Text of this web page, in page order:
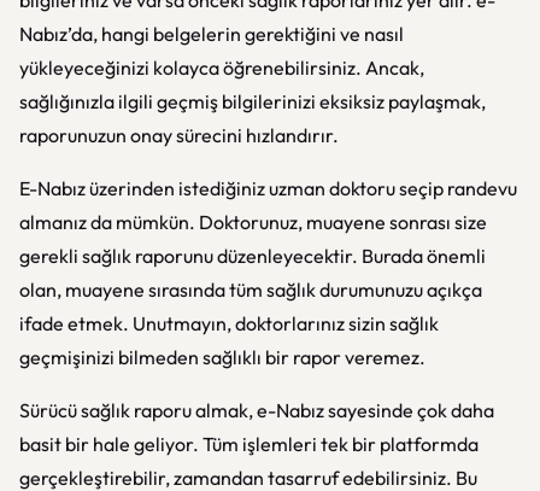
Nabız’da, hangi belgelerin gerektiğini ve nasıl
yükleyeceğinizi kolayca öğrenebilirsiniz. Ancak,
sağlığınızla ilgili geçmiş bilgilerinizi eksiksiz paylaşmak,
raporunuzun onay sürecini hızlandırır.
E-Nabız üzerinden istediğiniz uzman doktoru seçip randevu
almanız da mümkün. Doktorunuz, muayene sonrası size
gerekli sağlık raporunu düzenleyecektir. Burada önemli
olan, muayene sırasında tüm sağlık durumunuzu açıkça
ifade etmek. Unutmayın, doktorlarınız sizin sağlık
geçmişinizi bilmeden sağlıklı bir rapor veremez.
Sürücü sağlık raporu almak, e-Nabız sayesinde çok daha
basit bir hale geliyor. Tüm işlemleri tek bir platformda
gerçekleştirebilir, zamandan tasarruf edebilirsiniz. Bu